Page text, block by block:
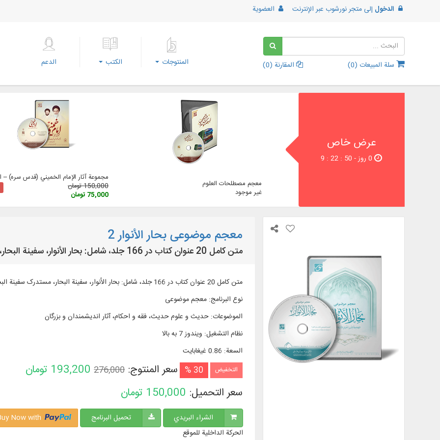
الدخول إلى متجر نورشوب عبر الإنترنت العضوية
سلة المبيعات (0
) المقارنة (0
) المنتوجات الكتب الدعم
عرض خاص
معجم مصطلحات العلوم
غير موجود
مجموعة آثار الإمام الخميني (قدس سره) –
150,000 تومان
75,000 تومان
معجم موضوعی بحار الأنوار 2
متن کامل 20 عنوان کتاب در 166 جلد، شامل: بحار الأنوار، سفینة البحار، مستدرک سفینة البحار ...
متن کامل 20 عنوان کتاب در 166 جلد، شامل: بحار الأنوار، سفینة البحار، مستدرک سفینة البحار ...
نوع البرنامج: معجم موضوعی
الموضوعات: حدیث و علوم حدیث، فقه و احکام، آثار اندیشمندان و بزرگان
نظام التشغیل: ویندوز 7 به بالا
السعة: 0.86 غيغابايت
التخفيض 30 % سعر المنتوج:276,000
193,200 تومان
سعر التحميل: 150,000 تومان
الشراء البريدي تحميل البرنامج
الحركة الداخلية للموقع